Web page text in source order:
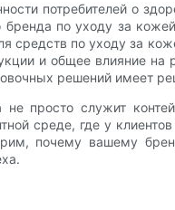
потребителей о
по уходу за
средств по уходу за
и общее влияние на
решений имеет
просто служит
среде, где у
почему вашему